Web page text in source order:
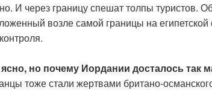
И через границу спешат толпы туристов.
возле самой границы на
но почему Иордании досталось так
тоже стали жертвами британо-